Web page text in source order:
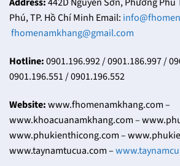
Phú, TP. Hồ Chí Minh Email:
fhomenamkhang@gmail.com
Hotline:0901.196.992 / 0901.186.997 /
0901.196.551 / 0901.196.552
Website:www.fhomenamkhang.com –
www.khoacuanamkhang.com –
www.phukienthicong.com –
www.taynamtucua.com –